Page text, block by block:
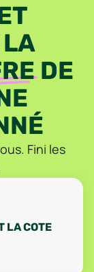
DE
Fini les
LA COTE